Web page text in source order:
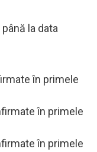
la data
în primele
în primele
în primele